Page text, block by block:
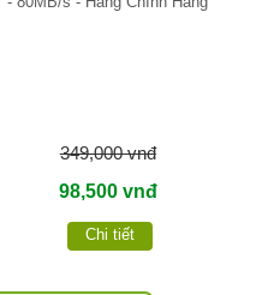
349,000 vnđ
98,500 vnđ
Chi tiết